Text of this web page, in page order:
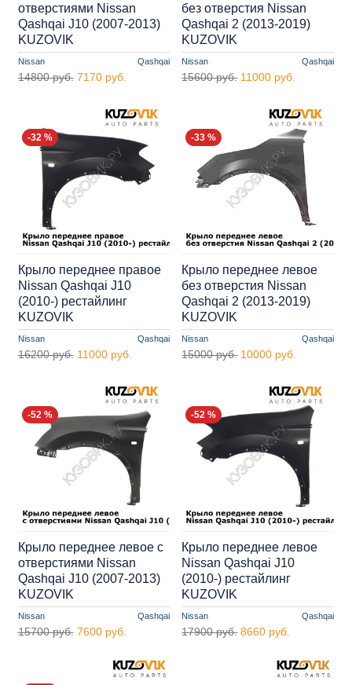
Nissan Qashqai
отверстиями Nissan
Qashqai J10 (2007-2013)
KUZOVIK
14800 руб. 7170 руб.
Nissan Qashqai
без отверстия Nissan
Qashqai 2 (2013-2019)
KUZOVIK
15600 руб. 11000 руб.
-32 %
Nissan Qashqai
Крыло переднее правое
Nissan Qashqai J10
(2010-) рестайлинг
KUZOVIK
16200 руб. 11000 руб.
-33 %
Nissan Qashqai
Крыло переднее левое
без отверстия Nissan
Qashqai 2 (2013-2019)
KUZOVIK
15000 руб. 10000 руб.
-52 %
Nissan Qashqai
Крыло переднее левое с
отверстиями Nissan
Qashqai J10 (2007-2013)
KUZOVIK
15700 руб. 7600 руб.
-52 %
Nissan Qashqai
Крыло переднее левое
Nissan Qashqai J10
(2010-) рестайлинг
KUZOVIK
17900 руб. 8660 руб.